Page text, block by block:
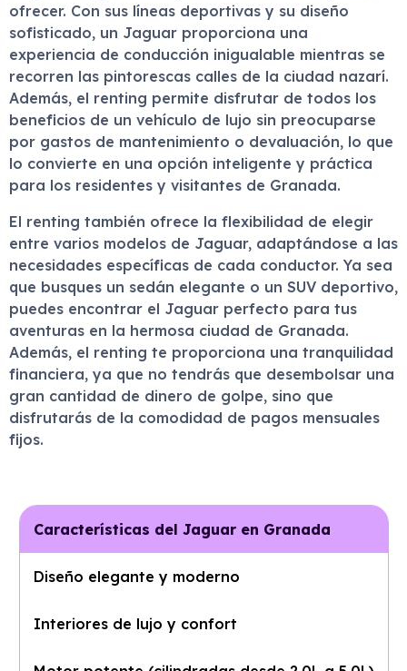
ofrecer. Con sus líneas deportivas y su diseño
sofisticado, un Jaguar proporciona una
experiencia de conducción inigualable mientras se
recorren las pintorescas calles de la ciudad nazarí.
Además, el renting permite disfrutar de todos los
beneficios de un vehículo de lujo sin preocuparse
por gastos de mantenimiento o devaluación, lo que
lo convierte en una opción inteligente y práctica
para los residentes y visitantes de Granada.
El renting también ofrece la flexibilidad de elegir
entre varios modelos de Jaguar, adaptándose a las
necesidades específicas de cada conductor. Ya sea
que busques un sedán elegante o un SUV deportivo,
puedes encontrar el Jaguar perfecto para tus
aventuras en la hermosa ciudad de Granada.
Además, el renting te proporciona una tranquilidad
financiera, ya que no tendrás que desembolsar una
gran cantidad de dinero de golpe, sino que
disfrutarás de la comodidad de pagos mensuales
fijos.
Características del Jaguar en Granada
Diseño elegante y moderno
Interiores de lujo y confort